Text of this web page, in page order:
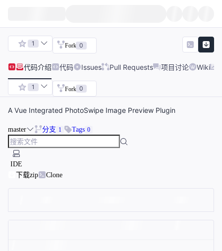
1 Fork 0
代码介绍 代码 Issues Pull Requests 项目讨论 Wiki
1 Fork 0
A Vue Integrated PhotoSwipe Image Preview Plugin
master 分支 1 Tags 0
IDE
下载zip
Clone